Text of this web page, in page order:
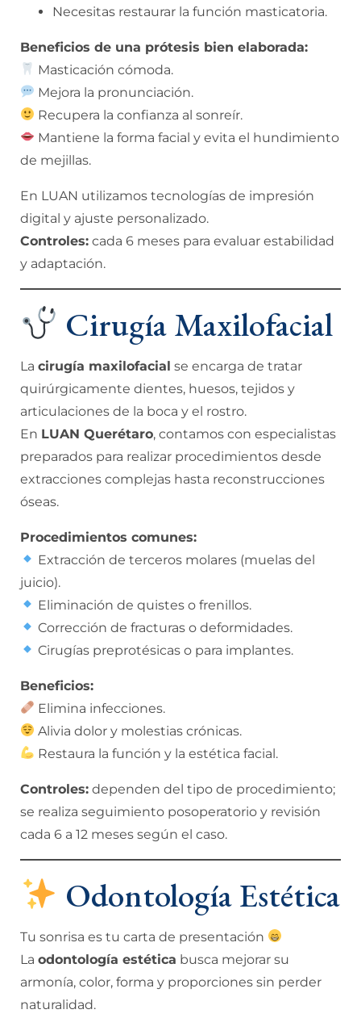
Necesitas restaurar la función masticatoria.
Beneficios de una prótesis bien elaborada:
Masticación cómoda.
Mejora la pronunciación.
Recupera la confianza al sonreír.
Mantiene la forma facial y evita el hundimiento
de mejillas.
En LUAN utilizamos tecnologías de impresión
digital y ajuste personalizado.
Controles: cada 6 meses para evaluar estabilidad
y adaptación.
Cirugía Maxilofacial
La cirugía maxilofacial se encarga de tratar
quirúrgicamente dientes, huesos, tejidos y
articulaciones de la boca y el rostro.
En LUAN Querétaro, contamos con especialistas
preparados para realizar procedimientos desde
extracciones complejas hasta reconstrucciones
óseas.
Procedimientos comunes:
Extracción de terceros molares (muelas del
juicio).
Eliminación de quistes o frenillos.
Corrección de fracturas o deformidades.
Cirugías preprotésicas o para implantes.
Beneficios:
Elimina infecciones.
Alivia dolor y molestias crónicas.
Restaura la función y la estética facial.
Controles: dependen del tipo de procedimiento;
se realiza seguimiento posoperatorio y revisión
cada 6 a 12 meses según el caso.
Odontología Estética
Tu sonrisa es tu carta de presentación
La odontología estética busca mejorar su
armonía, color, forma y proporciones sin perder
naturalidad.